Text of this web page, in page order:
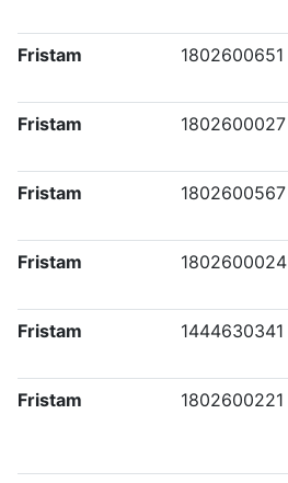
Fristam 1802600651
Fristam 1802600027
Fristam 1802600567
Fristam 1802600024
Fristam 1444630341
Fristam 1802600221